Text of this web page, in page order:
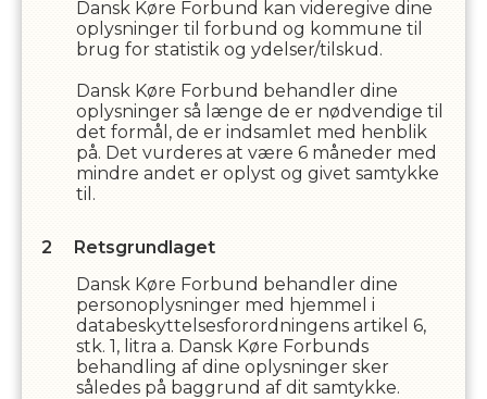
Dansk Køre Forbund kan videregive dine
oplysninger til forbund og kommune til
brug for statistik og ydelser/tilskud.
Dansk Køre Forbund behandler dine
oplysninger så længe de er nødvendige til
det formål, de er indsamlet med henblik
på. Det vurderes at være 6 måneder med
mindre andet er oplyst og givet samtykke
til.
Retsgrundlaget
Dansk Køre Forbund behandler dine
personoplysninger med hjemmel i
databeskyttelsesforordningens artikel 6,
stk. 1, litra a. Dansk Køre Forbunds
behandling af dine oplysninger sker
således på baggrund af dit samtykke.